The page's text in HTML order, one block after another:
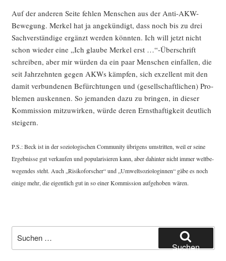
Auf der ande­ren Sei­te feh­len Men­schen aus der Anti-AKW-
Bewe­gung. Mer­kel hat ja ange­kün­digt, dass noch bis zu drei
Sach­ver­stän­di­ge ergänzt wer­den könn­ten. Ich will jetzt nicht
schon wie­der eine „Ich glau­be Mer­kel erst …“-Über­schrift
schrei­ben, aber mir wür­den da ein paar Men­schen ein­fal­len, die
seit Jahr­zehn­ten gegen AKWs kämp­fen, sich exzel­lent mit den
damit ver­bun­de­nen Befürch­tun­gen und (gesell­schaft­li­chen) Pro­
ble­men aus­ken­nen. So jeman­den dazu zu brin­gen, in die­ser
Kom­mis­si­on mit­zu­wir­ken, wür­de deren Ernst­haf­tig­keit deut­lich
steigern.
P.S.: Beck ist in der sozio­lo­gi­schen Com­mu­ni­ty übri­gens umstrit­ten, weil er sei­ne
Ergeb­nis­se gut ver­kau­fen und popu­la­ri­sie­ren kann, aber dahin­ter nicht immer welt­be­
we­gen­des steht. Auch „Risi­ko­for­scher“ und „Umwelt­so­zio­lo­gin­nen“ gäbe es noch
eini­ge mehr, die eigent­lich gut in so einer Kom­mis­si­on auf­ge­ho­ben wären.
nach:
Suchen